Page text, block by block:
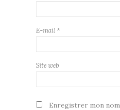
E-mail *
Site web
Enregistrer mon